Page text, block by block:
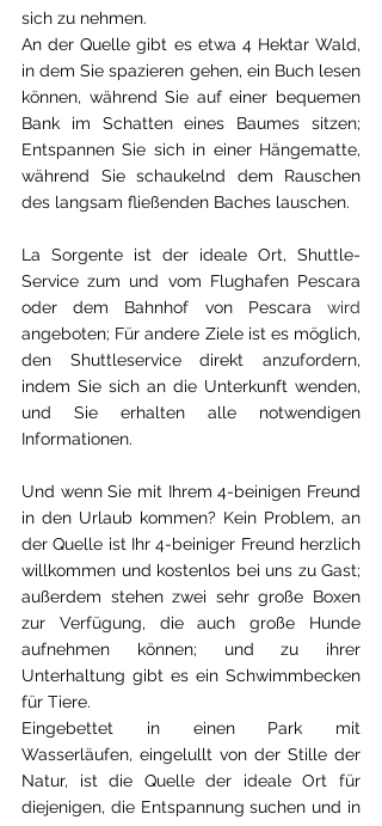
sich zu nehmen.
An der Quelle gibt es etwa 4 Hektar Wald,
in dem Sie spazieren gehen, ein Buch lesen
können, während Sie auf einer bequemen
Bank im Schatten eines Baumes sitzen;
Entspannen Sie sich in einer Hängematte,
während Sie schaukelnd dem Rauschen
des langsam fließenden Baches lauschen.
La Sorgente ist der ideale Ort, Shuttle-
Service zum und vom Flughafen Pescara
oder dem Bahnhof von Pescara
angeboten; Für andere Ziele ist es möglich,
den Shuttleservice direkt anzufordern,
indem Sie sich an die Unterkunft wenden,
und Sie erhalten alle notwendigen
Informationen.
Und wenn Sie mit Ihrem 4-beinigen Freund
in den Urlaub kommen? Kein Problem, an
der Quelle ist Ihr 4-beiniger Freund herzlich
willkommen und kostenlos bei uns zu Gast;
außerdem stehen zwei sehr große Boxen
zur Verfügung, die auch große Hunde
aufnehmen können; und zu ihrer
Unterhaltung gibt es ein Schwimmbecken
für Tiere.
Eingebettet in einen Park mit
Wasserläufen, eingelullt von der Stille der
Natur, ist die Quelle der ideale Ort für
diejenigen, die Entspannung suchen und in